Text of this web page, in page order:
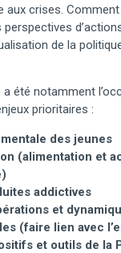
aux crises. Comment
de la
été notamment
prioritaires :
des jeunes
(alimentation et
addictives
et
(faire lien avec
et outils de la